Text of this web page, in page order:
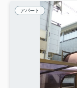
アパート